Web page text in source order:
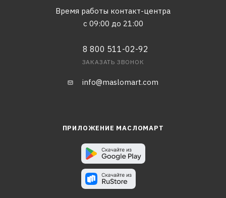
Время работы контакт-центра
с 09:00 до 21:00
8 800 511-02-92
ЗАКАЗАТЬ ЗВОНОК
info@maslomart.com
ПРИЛОЖЕНИЕ МАСЛОМАРТ